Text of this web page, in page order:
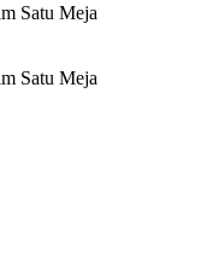
Satu Meja
Satu Meja